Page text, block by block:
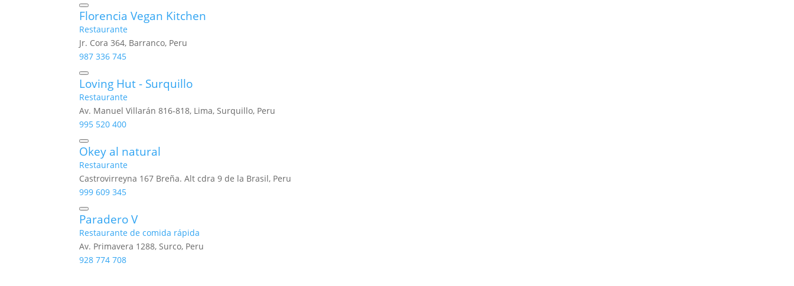
Florencia Vegan Kitchen
Restaurante
Jr. Cora 364, Barranco, Peru
987 336 745
Loving Hut - Surquillo
Restaurante
Av. Manuel Villarán 816-818, Lima, Surquillo, Peru
995 520 400
Okey al natural
Restaurante
Castrovirreyna 167 Breña. Alt cdra 9 de la Brasil, Peru
999 609 345
Paradero V
Restaurante de comida rápida
Av. Primavera 1288, Surco, Peru
928 774 708